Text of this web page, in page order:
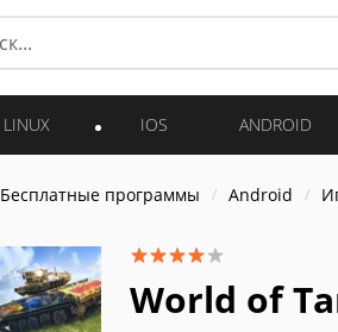
LINUX IOS ANDROID
Бесплатные программы Android
World of